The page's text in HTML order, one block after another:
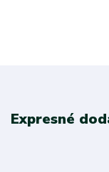
Expresné